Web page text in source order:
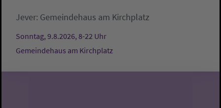
Jever: Gemeindehaus am Kirchplatz
Sonntag, 9.8.2026, 8-22 Uhr
Gemeindehaus am Kirchplatz